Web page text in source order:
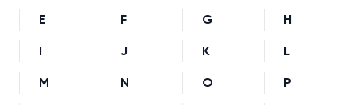
E F G H
I J K L
M N O P